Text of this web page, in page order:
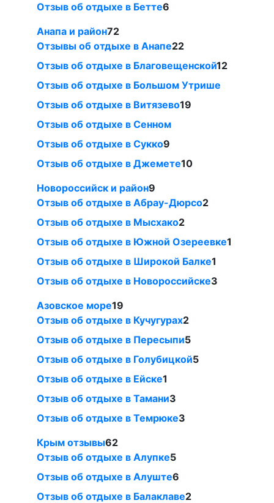
Отзыв об отдыхе в Бетте6
Анапа и район72
Отзывы об отдыхе в Анапе22
Отзыв об отдыхе в Благовещенской12
Отзыв об отдыхе в Большом Утрише
Отзыв об отдыхе в Витязево19
Отзыв об отдыхе в Сенном
Отзыв об отдыхе в Сукко9
Отзыв об отдыхе в Джемете10
Новороссийск и район9
Отзыв об отдыхе в Абрау-Дюрсо2
Отзыв об отдыхе в Мысхако2
Отзыв об отдыхе в Южной Озереевке1
Отзыв об отдыхе в Широкой Балке1
Отзыв об отдыхе в Новороссийске3
Азовское море19
Отзыв об отдыхе в Кучугурах2
Отзыв об отдыхе в Пересыпи5
Отзыв об отдыхе в Голубицкой5
Отзыв об отдыхе в Ейске1
Отзыв об отдыхе в Тамани3
Отзыв об отдыхе в Темрюке3
Крым отзывы62
Отзыв об отдыхе в Алупке5
Отзыв об отдыхе в Алуште6
Отзыв об отдыхе в Балаклаве2